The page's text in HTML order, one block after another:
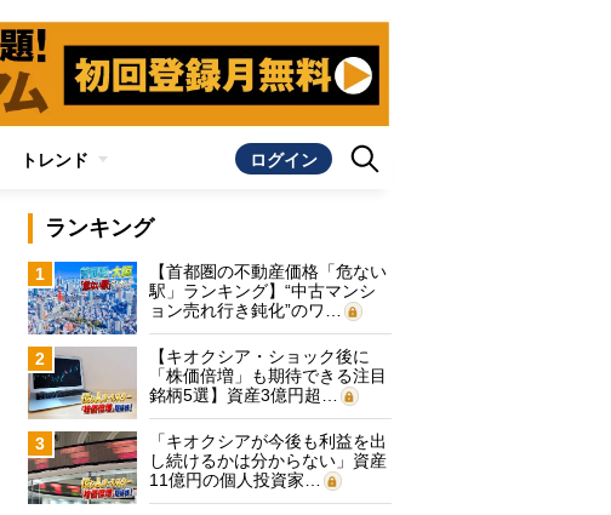
トレンド ログイン
ランキング
1
【首都圏の不動産価格「危ない
駅」ランキング】“中古マンシ
ョン売れ行き鈍化”のワ…
2
【キオクシア・ショック後に
「株価倍増」も期待できる注目
銘柄5選】資産3億円超…
3
「キオクシアが今後も利益を出
し続けるかは分からない」資産
11億円の個人投資家…